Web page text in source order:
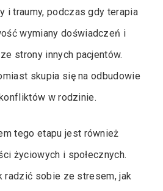
i traumy, podczas gdy terapia
wymiany doświadczeń i
strony innych pacjentów.
skupia się na odbudowie
w rodzinie.
tego etapu jest również
życiowych i społecznych.
radzić sobie ze stresem, jak